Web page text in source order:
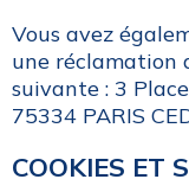
Vous avez
une réclamation
suivante : 3
75334 PARIS
COOKIES ET